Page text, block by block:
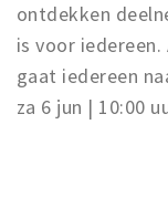
ontdekken
is voor
gaat iedereen
za 6 jun | 10:00